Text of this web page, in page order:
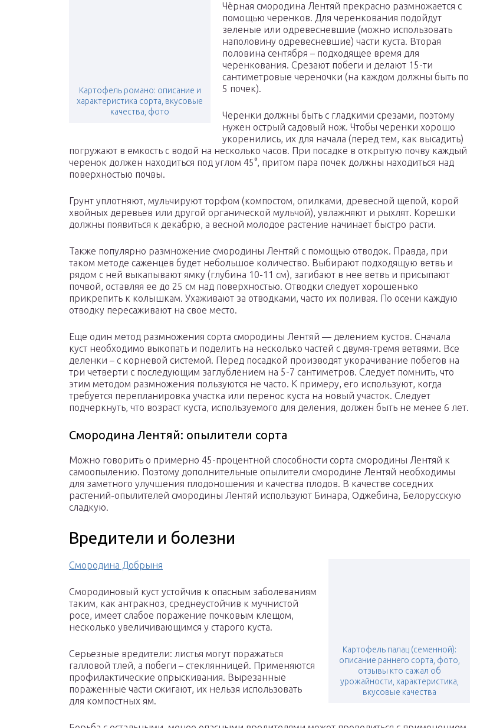
Картофель романо: описание и
характеристика сорта, вкусовые
качества, фото
Чёрная смородина Лентяй прекрасно размножается с
помощью черенков. Для черенкования подойдут
зеленые или одревесневшие (можно использовать
наполовину одревесневшие) части куста. Вторая
половина сентября – подходящее время для
черенкования. Срезают побеги и делают 15-ти
сантиметровые череночки (на каждом должны быть по
5 почек).
Черенки должны быть с гладкими срезами, поэтому
нужен острый садовый нож. Чтобы черенки хорошо
укоренились, их для начала (перед тем, как высадить)
погружают в емкость с водой на несколько часов. При посадке в открытую почву каждый
черенок должен находиться под углом 45°, притом пара почек должны находиться над
поверхностью почвы.
Грунт уплотняют, мульчируют торфом (компостом, опилками, древесной щепой, корой
хвойных деревьев или другой органической мульчой), увлажняют и рыхлят. Корешки
должны появиться к декабрю, а весной молодое растение начинает быстро расти.
Также популярно размножение смородины Лентяй с помощью отводок. Правда, при
таком методе саженцев будет небольшое количество. Выбирают подходящую ветвь и
рядом с ней выкапывают ямку (глубина 10-11 см), загибают в нее ветвь и присыпают
почвой, оставляя ее до 25 см над поверхностью. Отводки следует хорошенько
прикрепить к колышкам. Ухаживают за отводками, часто их поливая. По осени каждую
отводку пересаживают на свое место.
Еще один метод размножения сорта смородины Лентяй — делением кустов. Сначала
куст необходимо выкопать и поделить на несколько частей с двумя-тремя ветвями. Все
деленки – с корневой системой. Перед посадкой производят укорачивание побегов на
три четверти с последующим заглублением на 5-7 сантиметров. Следует помнить, что
этим методом размножения пользуются не часто. К примеру, его используют, когда
требуется перепланировка участка или перенос куста на новый участок. Следует
подчеркнуть, что возраст куста, используемого для деления, должен быть не менее 6 лет.
Смородина Лентяй: опылители сорта
Можно говорить о примерно 45-процентной способности сорта смородины Лентяй к
самоопылению. Поэтому дополнительные опылители смородине Лентяй необходимы
для заметного улучшения плодоношения и качества плодов. В качестве соседних
растений-опылителей смородины Лентяй используют Бинара, Оджебина, Белорусскую
сладкую.
Вредители и болезни
Картофель палац (семенной):
описание раннего сорта, фото,
отзывы кто сажал об
урожайности, характеристика,
вкусовые качества
Смородина Добрыня
Смородиновый куст устойчив к опасным заболеваниям
таким, как антракноз, среднеустойчив к мучнистой
росе, имеет слабое поражение почковым клещом,
несколько увеличивающимся у старого куста.
Серьезные вредители: листья могут поражаться
галловой тлей, а побеги – стеклянницей. Применяются
профилактические опрыскивания. Вырезанные
пораженные части сжигают, их нельзя использовать
для компостных ям.